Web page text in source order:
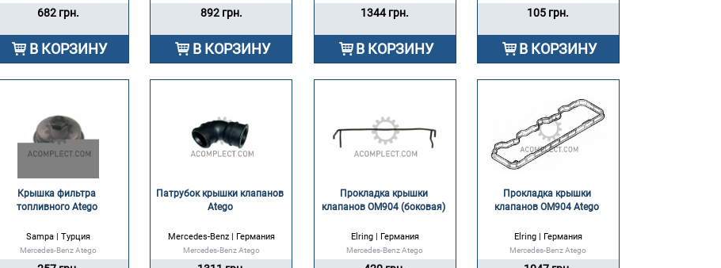
682 грн.
В КОРЗИНУ
892 грн.
В КОРЗИНУ
1344 грн.
В КОРЗИНУ
105 грн.
В КОРЗИНУ
Крышка фильтра
топливного Atego
Sampa | Турция
Mercedes-Benz Atego
Патрубок крышки клапанов
Atego
Mercedes-Benz | Германия
Mercedes-Benz Atego
Прокладка крышки
клапанов OM904 (боковая)
Elring | Германия
Mercedes-Benz Atego
Прокладка крышки
клапанов OM904 Atego
Elring | Германия
Mercedes-Benz Atego